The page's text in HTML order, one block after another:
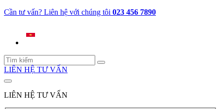
Cần tư vấn? Liên hệ với chúng tôi 023 456 7890
LIÊN HỆ TƯ VẤN
LIÊN HỆ TƯ VẤN